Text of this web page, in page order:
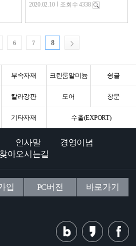
2020.02.10 조회수 4338
6 7 8
부속자재 크린룸알미늄 슁글
칼라강판 도어 창문
기타자재 수출(EXPORT)
인사말
경영이념
찾아오시는길
입 PC버전 바로가기